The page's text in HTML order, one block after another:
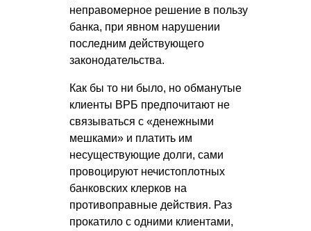
неправомерное решение в пользу
банка, при явном нарушении
последним действующего
законодательства.
Как бы то ни было, но обманутые
клиенты ВРБ предпочитают не
связываться с «денежными
мешками» и платить им
несуществующие долги, сами
провоцируют нечистоплотных
банковских клерков на
противоправные действия. Раз
прокатило с одними клиентами,